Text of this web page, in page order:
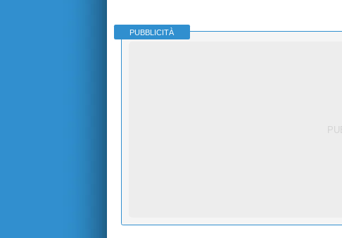
PUBBLICITÀ